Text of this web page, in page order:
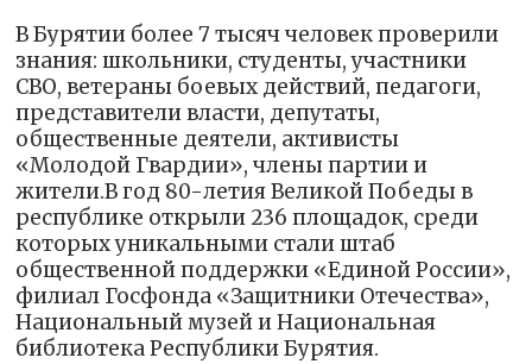
В Бурятии более 7 тысяч человек проверили
знания: школьники, студенты, участники
СВО, ветераны боевых действий, педагоги,
представители власти, депутаты,
общественные деятели, активисты
«Молодой Гвардии», члены партии и
жители.В год 80-летия Великой Победы в
республике открыли 236 площадок, среди
которых уникальными стали штаб
общественной поддержки «Единой России»,
филиал Госфонда «Защитники Отечества»,
Национальный музей и Национальная
библиотека Республики Бурятия.